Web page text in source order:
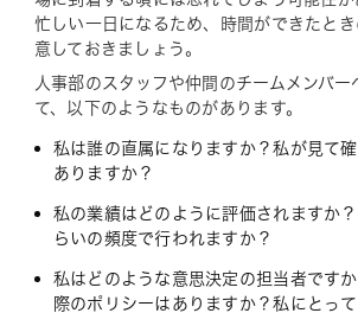
忙しい一日になるため、時間ができたと
意しておきましょう。
人事部のスタッフや仲間のチームメンバー
て、以下のようなものがあります。
私は誰の直属になりますか？私が見て
ありますか？
私の業績はどのように評価されますか
らいの頻度で行われますか？
私はどのような意思決定の担当者です
際のポリシーはありますか？私にとっ